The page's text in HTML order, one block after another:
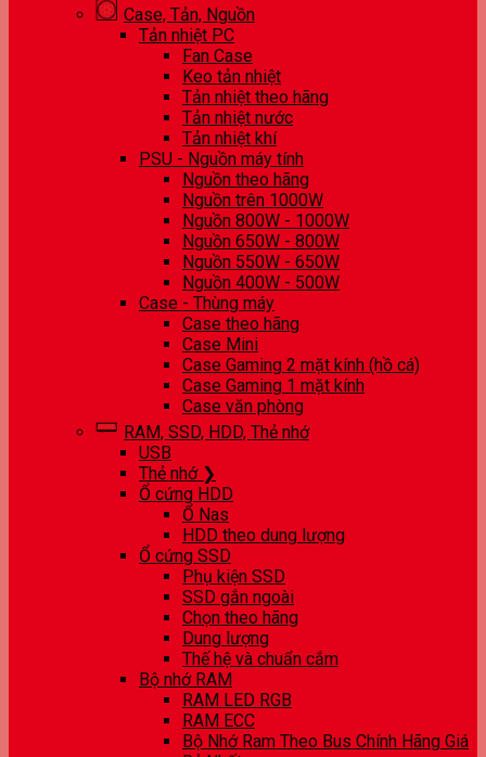
Case, Tản, Nguồn
Tản nhiệt PC
Fan Case
Keo tản nhiệt
Tản nhiệt theo hãng
Tản nhiệt nước
Tản nhiệt khí
PSU - Nguồn máy tính
Nguồn theo hãng
Nguồn trên 1000W
Nguồn 800W - 1000W
Nguồn 650W - 800W
Nguồn 550W - 650W
Nguồn 400W - 500W
Case - Thùng máy
Case theo hãng
Case Mini
Case Gaming 2 mặt kính (hồ cá)
Case Gaming 1 mặt kính
Case văn phòng
RAM, SSD, HDD, Thẻ nhớ
USB
Thẻ nhớ ❯
Ổ cứng HDD
Ổ Nas
HDD theo dung lượng
Ổ cứng SSD
Phụ kiện SSD
SSD gắn ngoài
Chọn theo hãng
Dung lượng
Thế hệ và chuẩn cắm
Bộ nhớ RAM
RAM LED RGB
RAM ECC
Bộ Nhớ Ram Theo Bus Chính Hãng Giá